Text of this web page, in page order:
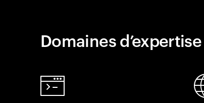
Domaines d’expertise